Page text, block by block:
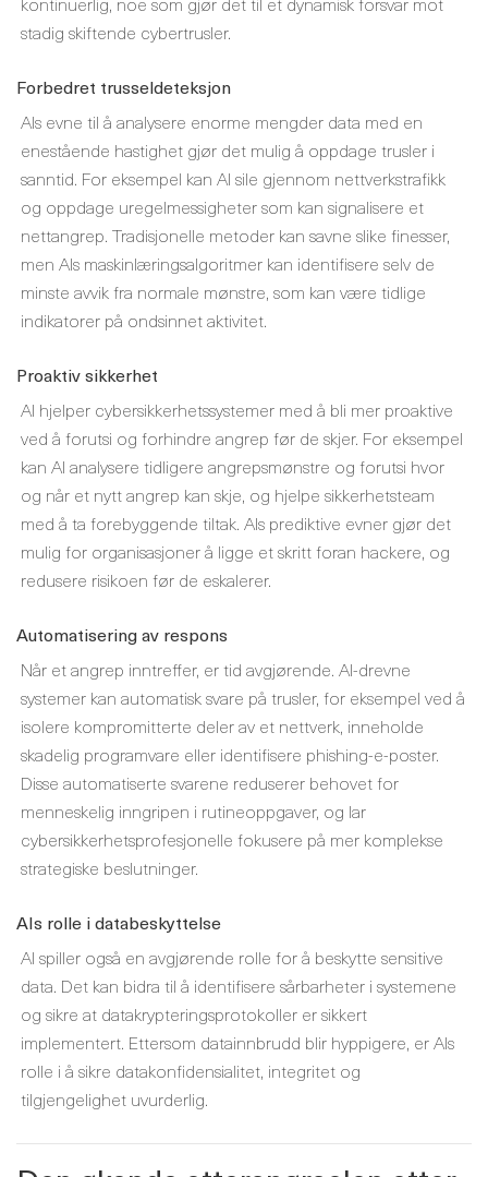
stadig skiftende cybertrusler.
Forbedret trusseldeteksjon
AIs evne til å analysere enorme mengder data med en
enestående hastighet gjør det mulig å oppdage trusler i
sanntid. For eksempel kan AI sile gjennom nettverkstrafikk
og oppdage uregelmessigheter som kan signalisere et
nettangrep. Tradisjonelle metoder kan savne slike finesser,
men AIs maskinlæringsalgoritmer kan identifisere selv de
minste avvik fra normale mønstre, som kan være tidlige
indikatorer på ondsinnet aktivitet.
Proaktiv sikkerhet
AI hjelper cybersikkerhetssystemer med å bli mer proaktive
ved å forutsi og forhindre angrep før de skjer. For eksempel
kan AI analysere tidligere angrepsmønstre og forutsi hvor
og når et nytt angrep kan skje, og hjelpe sikkerhetsteam
med å ta forebyggende tiltak. AIs prediktive evner gjør det
mulig for organisasjoner å ligge et skritt foran hackere, og
redusere risikoen før de eskalerer.
Automatisering av respons
Når et angrep inntreffer, er tid avgjørende. AI-drevne
systemer kan automatisk svare på trusler, for eksempel ved å
isolere kompromitterte deler av et nettverk, inneholde
skadelig programvare eller identifisere phishing-e-poster.
Disse automatiserte svarene reduserer behovet for
menneskelig inngripen i rutineoppgaver, og lar
cybersikkerhetsprofesjonelle fokusere på mer komplekse
strategiske beslutninger.
AIs rolle i databeskyttelse
AI spiller også en avgjørende rolle for å beskytte sensitive
data. Det kan bidra til å identifisere sårbarheter i systemene
og sikre at datakrypteringsprotokoller er sikkert
implementert. Ettersom datainnbrudd blir hyppigere, er AIs
rolle i å sikre datakonfidensialitet, integritet og
tilgjengelighet uvurderlig.